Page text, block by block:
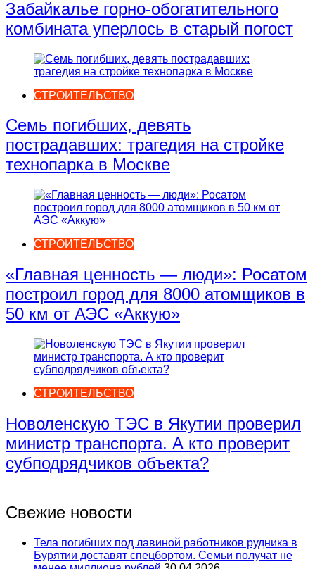
Забайкалье горно-обогатительного
комбината уперлось в старый погост
СТРОИТЕЛЬСТВО
Семь погибших, девять
пострадавших: трагедия на стройке
технопарка в Москве
СТРОИТЕЛЬСТВО
«Главная ценность — люди»: Росатом
построил город для 8000 атомщиков в
50 км от АЭС «Аккую»
СТРОИТЕЛЬСТВО
Новоленскую ТЭС в Якутии проверил
министр транспорта. А кто проверит
субподрядчиков объекта?
Свежие новости
Тела погибших под лавиной работников рудника в
Бурятии доставят спецбортом. Семьи получат не